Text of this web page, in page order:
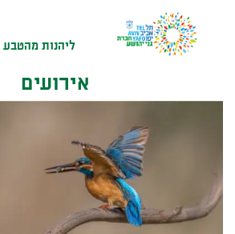
מַעֲרֶכֶת
לִנְגִישׁוּת
הָאֲתָר.
ליהנות מהטבע
אירועים